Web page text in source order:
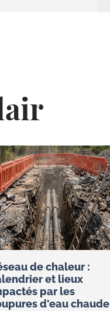
de chaleur :
et lieux
par les
d'eau chaude